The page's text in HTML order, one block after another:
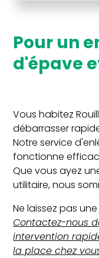
Pour un enlèvement
d'épave
Vous habitez
débarrasser
Notre service
fonctionne
Que vous ayez
utilitaire, nous
Ne laissez pas
Contactez-nous
intervention
la place chez